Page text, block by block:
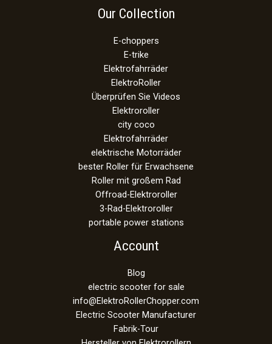
Our Collection
E-choppers
E-trike
Elektrofahrräder
ElektroRoller
Überprüfen Sie Videos
Elektroroller
city coco
Elektrofahrräder
elektrische Motorräder
bester Roller für Erwachsene
Roller mit großem Rad
Offroad-Elektroroller
3-Rad-Elektroroller
portable power stations
Account
Blog
electric scooter for sale
info@ElektroRollerChopper.com
Electric Scooter Manufacturer
Fabrik-Tour